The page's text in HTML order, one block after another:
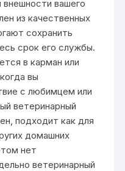
внешности вашего
из качественных
сохранить
срок его службы.
в карман или
вы
с любимцем или
ветеринарный
подходит как для
домашних
нет
ветеринарный